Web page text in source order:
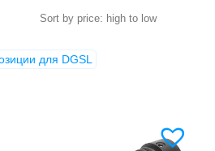
для DGSL